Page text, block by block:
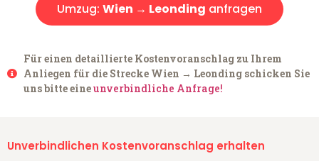
Umzug: Wien → Leonding anfragen
Für einen detaillierte Kostenvoranschlag zu Ihrem
Anliegen für die Strecke Wien → Leonding schicken Sie
uns bitte eineunverbindliche Anfrage!
Unverbindlichen Kostenvoranschlag erhalten